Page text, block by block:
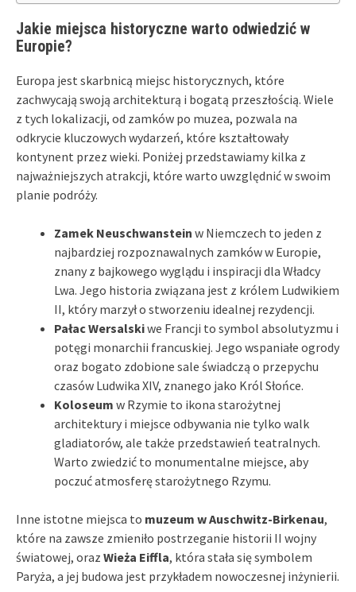
Jakie miejsca historyczne warto odwiedzić w
Europie?
Europa jest skarbnicą miejsc historycznych, które
zachwycają swoją architekturą i bogatą przeszłością. Wiele
z tych lokalizacji, od zamków po muzea, pozwala na
odkrycie kluczowych wydarzeń, które kształtowały
kontynent przez wieki. Poniżej przedstawiamy kilka z
najważniejszych atrakcji, które warto uwzględnić w swoim
planie podróży.
Zamek Neuschwanstein w Niemczech to jeden z
najbardziej rozpoznawalnych zamków w Europie,
znany z bajkowego wyglądu i inspiracji dla Władcy
Lwa. Jego historia związana jest z królem Ludwikiem
II, który marzył o stworzeniu idealnej rezydencji.
Pałac Wersalskiwe Francji to symbol absolutyzmu i
potęgi monarchii francuskiej. Jego wspaniałe ogrody
oraz bogato zdobione sale świadczą o przepychu
czasów Ludwika XIV, znanego jako Król Słońce.
Koloseum w Rzymie to ikona starożytnej
architektury i miejsce odbywania nie tylko walk
gladiatorów, ale także przedstawień teatralnych.
Warto zwiedzić to monumentalne miejsce, aby
poczuć atmosferę starożytnego Rzymu.
Inne istotne miejsca to muzeum w Auschwitz-Birkenau,
które na zawsze zmieniło postrzeganie historii II wojny
światowej, oraz Wieża Eiffla, która stała się symbolem
Paryża, a jej budowa jest przykładem nowoczesnej inżynierii.